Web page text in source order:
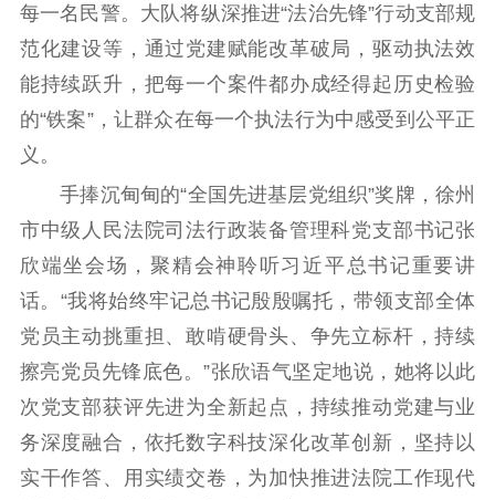
每一名民警。大队将纵深推进“法治先锋”行动支部规
范化建设等，通过党建赋能改革破局，驱动执法效
能持续跃升，把每一个案件都办成经得起历史检验
的“铁案”，让群众在每一个执法行为中感受到公平正
义。
手捧沉甸甸的“全国先进基层党组织”奖牌，徐州
市中级人民法院司法行政装备管理科党支部书记张
欣端坐会场，聚精会神聆听习近平总书记重要讲
话。“我将始终牢记总书记殷殷嘱托，带领支部全体
党员主动挑重担、敢啃硬骨头、争先立标杆，持续
擦亮党员先锋底色。”张欣语气坚定地说，她将以此
次党支部获评先进为全新起点，持续推动党建与业
务深度融合，依托数字科技深化改革创新，坚持以
实干作答、用实绩交卷，为加快推进法院工作现代